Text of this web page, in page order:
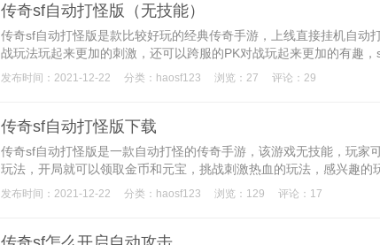
传奇sf自动打怪版（无技能）
传奇sf自动打怪版是款比较好玩的经典传奇手游，上线直接挂机自动
战玩法玩起来更加的刺激，还可以跨服的PK对战玩起来更加的有趣，
发布时间：2021-12-22 分类： haosf123 浏览：27 评论：29
传奇sf自动打怪版下载
传奇sf自动打怪版是一款自动打怪的传奇手游，该游戏无技能，玩家
玩法，开局就可以领取金币和元宝，挑战刺激热血的玩法，感兴趣的
发布时间：2021-12-22 分类： haosf123 浏览：129 评论：17